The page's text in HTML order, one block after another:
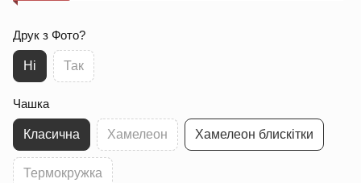
Друк з Фото?
Ні Так
Чашка
Класична Хамелеон Хамелеон блискітки
Термокружка